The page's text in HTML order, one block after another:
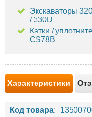
Экскаваторы
/ 330D
Катки /
CS78B
Характеристики
Код товара: